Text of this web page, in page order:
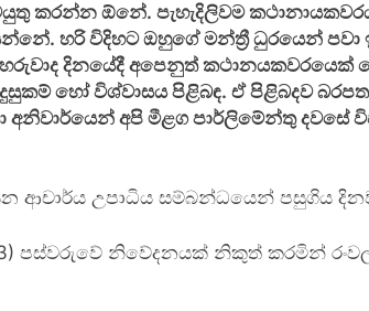
ඕනේ. පැහැදිලිවම
හරි විදිහට ඔහුගේ මන්ත්‍රී ධුරයෙන්
දිනයේදී අපෙනුත් කථානයකවරයෙක්
හෝ විශ්වාසය පිළිබඳ. ඒ පිළිබදව
අනිවාර්යෙන් අපි මීළග පාර්ලිමේන්තු
ආචාර්ය උපාධිය සම්බන්ධයෙන් පසුගිය
පස්වරුවේ නිවේදනයක් නිකුත් කරමින්